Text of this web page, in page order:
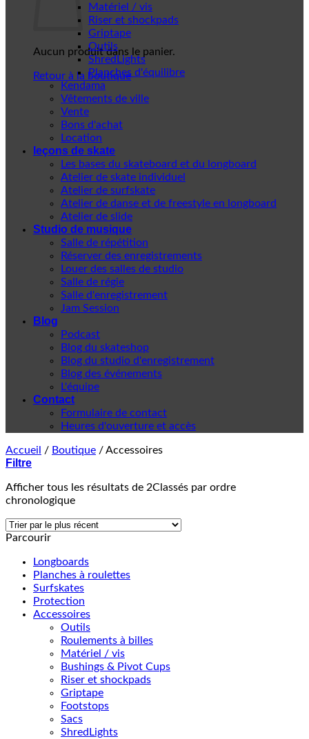
Aucun produit dans le panier.
Retour à la boutique
Matériel / vis
Riser et shockpads
Griptape
Outils
ShredLights
Planches d'équilibre
Kendama
Vêtements de ville
Vente
Bons d'achat
Location
leçons de skate
Les bases du skateboard et du longboard
Atelier de skate individuel
Atelier de surfskate
Atelier de danse et de freestyle en longboard
Atelier de slide
Studio de musique
Salle de répétition
Réserver des enregistrements
Louer des salles de studio
Salle de régie
Salle d'enregistrement
Jam Session
Blog
Podcast
Blog du skateshop
Blog du studio d'enregistrement
Blog des événements
L'équipe
Contact
Formulaire de contact
Heures d'ouverture et accès
Accueil / Boutique /Accessoires
Filtre
Afficher tous les résultats de 2Classés par ordre
chronologique
Parcourir
Longboards
Planches à roulettes
Surfskates
Protection
Accessoires
Outils
Roulements à billes
Matériel / vis
Bushings & Pivot Cups
Riser et shockpads
Griptape
Footstops
Sacs
ShredLights